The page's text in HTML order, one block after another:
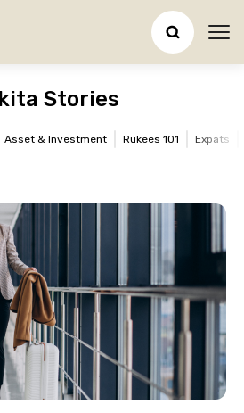
Stories
Asset & Investment Rukees 101 Expats